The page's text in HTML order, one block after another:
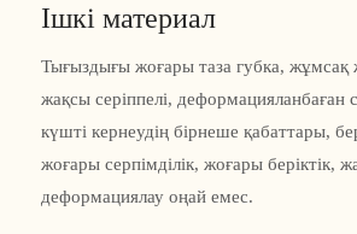
Ішкі материал
Тығыздығы жоғары таза губка, жұмсақ
жақсы серіппелі, деформацияланбаған
күшті кернеудің бірнеше қабаттары,
жоғары серпімділік, жоғары беріктік,
деформациялау оңай емес.